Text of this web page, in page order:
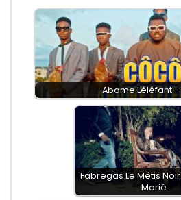
Abome Léléfant
Fabregas Le Métis
Marié